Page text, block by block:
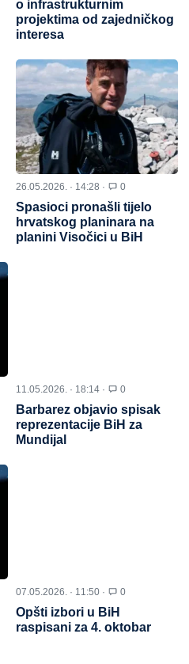
o infrastrukturnim
projektima od zajedničkog
interesa
26.05.2026. · 14:28 · 0
Spasioci pronašli tijelo
hrvatskog planinara na
planini Visočici u BiH
11.05.2026. · 18:14 · 0
Barbarez objavio spisak
reprezentacije BiH za
Mundijal
07.05.2026. · 11:50 · 0
Opšti izbori u BiH
raspisani za 4. oktobar